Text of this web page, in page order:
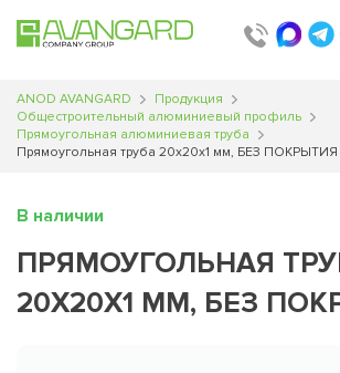
ANOD AVANGARD
Продукция
Общестроительный алюминиевый профиль
Прямоугольная алюминиевая труба
Прямоугольная труба 20х20х1 мм, БЕЗ ПОКРЫТИЯ
В наличии
ПРЯМОУГОЛЬНАЯ
20Х20Х1 ММ, БЕЗ